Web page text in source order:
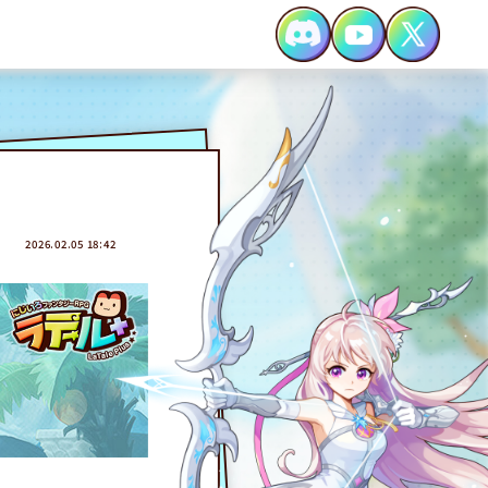
2026.02.05 18:42